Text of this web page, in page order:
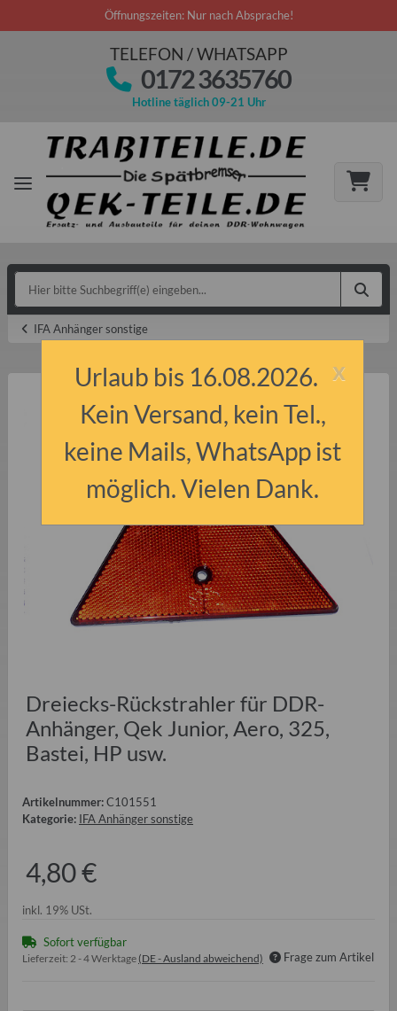
Öffnungszeiten: Nur nach Absprache!
TELEFON / WHATSAPP
0172 3635760
Hotline täglich 09-21 Uhr
IFA Anhänger sonstige
Dreiecks-Rückstrahler für DDR-
Anhänger, Qek Junior, Aero, 325,
Bastei, HP usw.
Artikelnummer:C101551
Kategorie: IFA Anhänger sonstige
4,80 €
inkl. 19% USt.
Sofort verfügbar
Lieferzeit: 2 - 4 Werktage (DE - Ausland abweichend) Frage zum Artikel
x
Urlaub bis 16.08.2026.
Kein Versand, kein Tel.,
keine Mails, WhatsApp ist
möglich. Vielen Dank.